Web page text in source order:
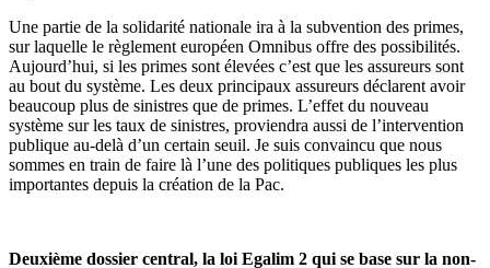
Une partie de la solidarité nationale ira à la subvention des primes,
sur laquelle le règlement européen Omnibus offre des possibilités.
Aujourd’hui, si les primes sont élevées c’est que les assureurs sont
au bout du système. Les deux principaux assureurs déclarent avoir
beaucoup plus de sinistres que de primes. L’effet du nouveau
système sur les taux de sinistres, proviendra aussi de l’intervention
publique au-delà d’un certain seuil. Je suis convaincu que nous
sommes en train de faire là l’une des politiques publiques les plus
importantes depuis la création de la Pac.
Deuxième dossier central, la loi Egalim 2 qui se base sur la non-